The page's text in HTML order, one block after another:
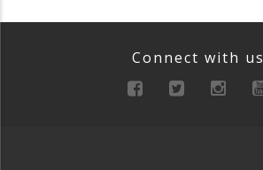
Connect with us